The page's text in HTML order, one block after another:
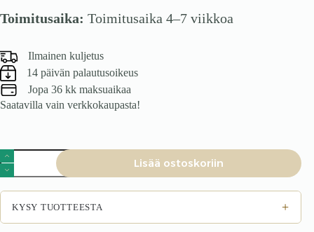
Toimitusaika: Toimitusaika 4–7 viikkoa
Ilmainen kuljetus
14 päivän palautusoikeus
Jopa 36 kk maksuaikaa
Saatavilla vain verkkokaupasta!
VENTO
D3S_H-
40/82
esipaneelit,
väri:
kashmir
määrä
Lisää ostoskoriin
KYSY TUOTTEESTA +